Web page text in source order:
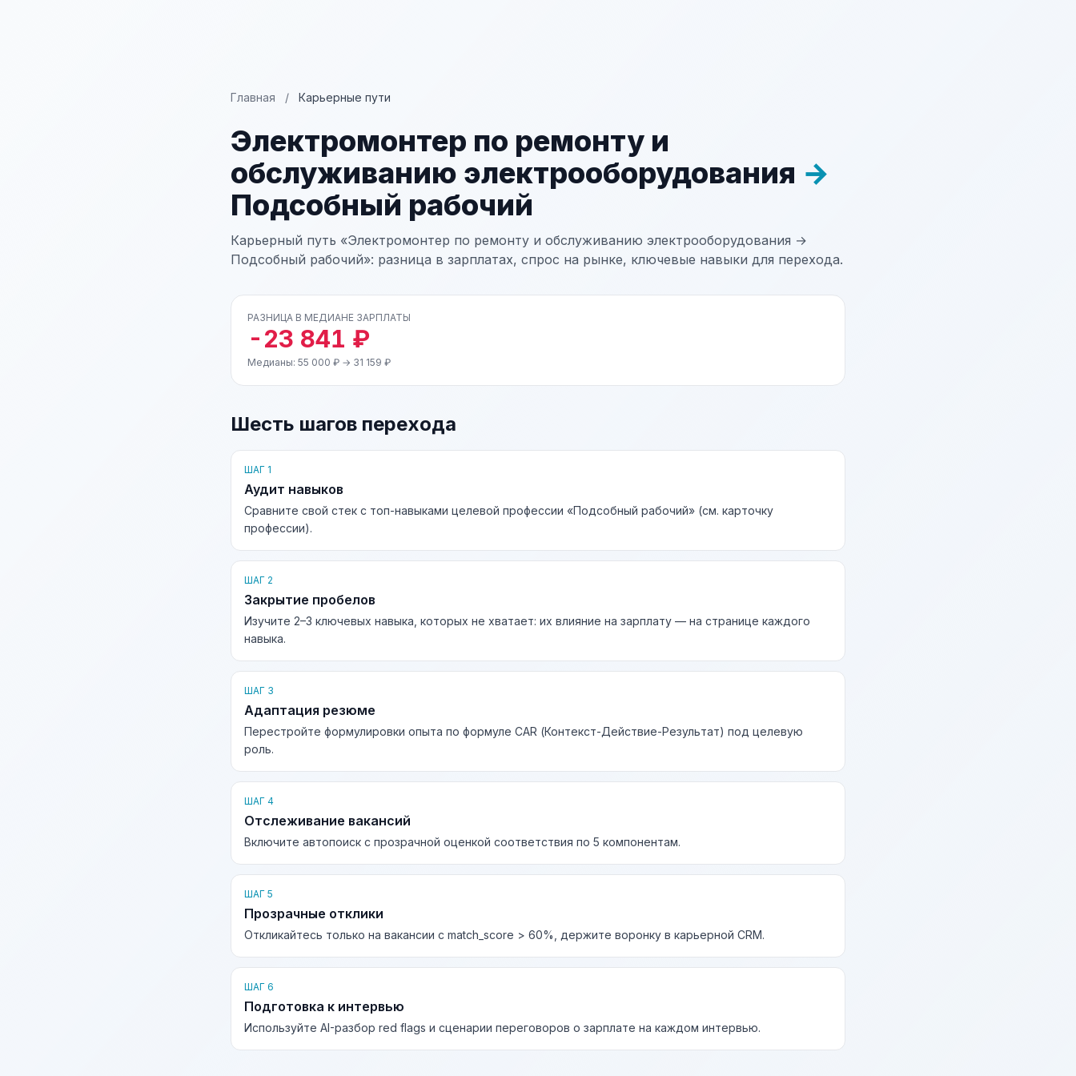
Главная / Карьерные пути
Электромонтер по ремонту и
обслуживанию электрооборудования →
Подсобный рабочий
Карьерный путь «Электромонтер по ремонту и обслуживанию электрооборудования →
Подсобный рабочий»: разница в зарплатах, спрос на рынке, ключевые навыки для перехода.
РАЗНИЦА В МЕДИАНЕ ЗАРПЛАТЫ
-23 841 ₽
Медианы: 55 000 ₽ → 31 159 ₽
Шесть шагов перехода
ШАГ 1
Аудит навыков
Сравните свой стек с топ-навыками целевой профессии «Подсобный рабочий» (см. карточку
профессии).
ШАГ 2
Закрытие пробелов
Изучите 2–3 ключевых навыка, которых не хватает: их влияние на зарплату — на странице каждого
навыка.
ШАГ 3
Адаптация резюме
Перестройте формулировки опыта по формуле CAR (Контекст-Действие-Результат) под целевую
роль.
ШАГ 4
Отслеживание вакансий
Включите автопоиск с прозрачной оценкой соответствия по 5 компонентам.
ШАГ 5
Прозрачные отклики
Откликайтесь только на вакансии с match_score > 60%, держите воронку в карьерной CRM.
ШАГ 6
Подготовка к интервью
Используйте AI-разбор red flags и сценарии переговоров о зарплате на каждом интервью.